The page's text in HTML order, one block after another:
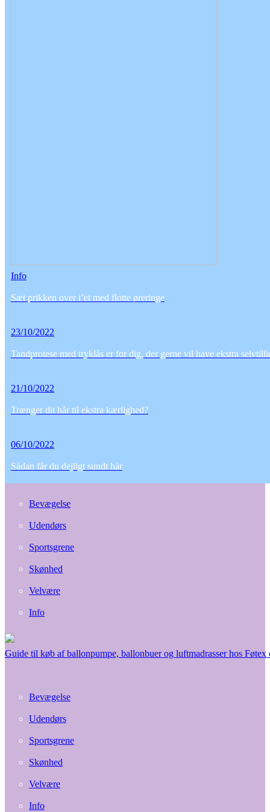
Info
Sæt prikken over i’et med flotte øreringe
23/10/2022
Tandprotese med tryklås er for dig, der gerne vil have ekstra
21/10/2022
Trænger dit hår til ekstra kærlighed?
06/10/2022
Sådan får du dejligt sundt hår
Bevægelse
Udendørs
Sportsgrene
Skønhed
Velvære
Info
Guide til køb af ballonpumpe, ballonbuer og luftmadrasser hos
Bevægelse
Udendørs
Sportsgrene
Skønhed
Velvære
Info